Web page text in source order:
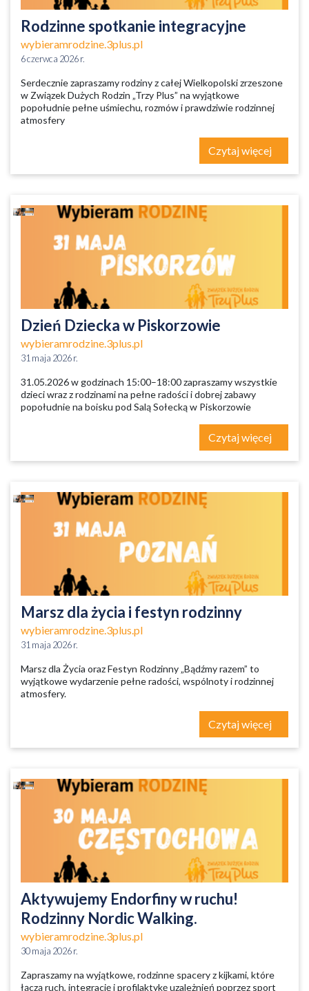
Rodzinne spotkanie integracyjne
wybieramrodzine.3plus.pl
6 czerwca 2026 r.
Serdecznie zapraszamy rodziny z całej Wielkopolski zrzeszone
w Związek Dużych Rodzin „Trzy Plus” na wyjątkowe
popołudnie pełne uśmiechu, rozmów i prawdziwie rodzinnej
atmosfery
Czytaj więcej
Dzień Dziecka w Piskorzowie
wybieramrodzine.3plus.pl
31 maja 2026 r.
31.05.2026 w godzinach 15:00–18:00 zapraszamy wszystkie
dzieci wraz z rodzinami na pełne radości i dobrej zabawy
popołudnie na boisku pod Salą Sołecką w Piskorzowie
Czytaj więcej
Marsz dla życia i festyn rodzinny
wybieramrodzine.3plus.pl
31 maja 2026 r.
Marsz dla Życia oraz Festyn Rodzinny „Bądźmy razem” to
wyjątkowe wydarzenie pełne radości, wspólnoty i rodzinnej
atmosfery.
Czytaj więcej
Aktywujemy Endorfiny w ruchu!
Rodzinny Nordic Walking.
wybieramrodzine.3plus.pl
30 maja 2026 r.
Zapraszamy na wyjątkowe, rodzinne spacery z kijkami, które
łączą ruch, integrację i profilaktykę uzależnień poprzez sport